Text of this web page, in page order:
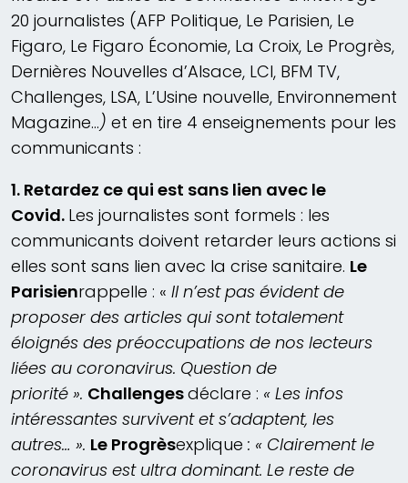
20 journalistes (AFP Politique, Le Parisien, Le
Figaro, Le Figaro Économie, La Croix, Le Progrès,
Dernières Nouvelles d’Alsace, LCI, BFM TV,
Challenges, LSA, L’Usine nouvelle, Environnement
Magazine…) et en tire 4 enseignements pour les
communicants :
1. Retardez ce qui est sans lien avec le
Covid. Les journalistes sont formels : les
communicants doivent retarder leurs actions si
elles sont sans lien avec la crise sanitaire. Le
Parisienrappelle : « Il n’est pas évident de
proposer des articles qui sont totalement
éloignés des préoccupations de nos lecteurs
liées au coronavirus. Question de
priorité ». Challengesdéclare : « Les infos
intéressantes survivent et s’adaptent, les
autres… ». Le Progrèsexplique : « Clairement le
coronavirus est ultra dominant. Le reste de